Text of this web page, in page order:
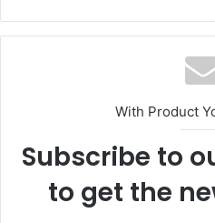
i
e
With Product
Subscribe to
to get the